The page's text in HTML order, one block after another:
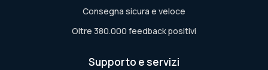
Consegna sicura e veloce
Oltre 380.000 feedback positivi
Supporto e servizi